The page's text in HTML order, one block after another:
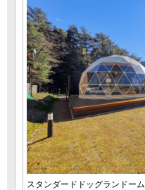
スタンダードドッグランドーム